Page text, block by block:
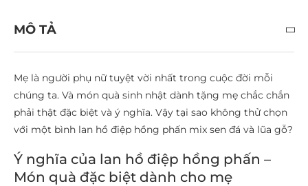
MÔ TẢ
Mẹ là người phụ nữ tuyệt vời nhất trong cuộc đời mỗi
chúng ta. Và món quà sinh nhật dành tặng mẹ chắc chắn
phải thật đặc biệt và ý nghĩa. Vậy tại sao không thử chọn
với một bình lan hồ điệp hồng phấn mix sen đá và lũa gỗ?
Ý nghĩa của lan hồ điệp hồng phấn –
Món quà đặc biệt dành cho mẹ